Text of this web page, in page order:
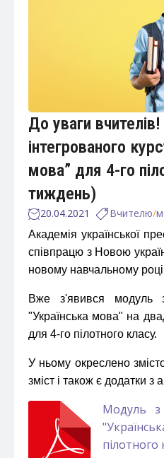
До уваги
інтегрованого
мова” для 4-го
тиждень)
20.04.2021 Вчителю/
Академія української
співпрацю з Новою
новому навчальному
Вже з'явився модуль з
"Українська мова" на
для 4-го пілотного класу.
У ньому окреслено
зміст і також є додатки з
Модуль з